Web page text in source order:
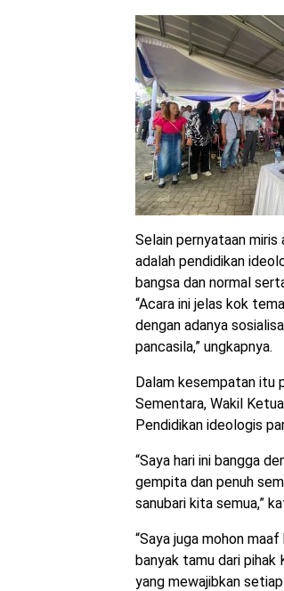
Selain pernyataan
adalah pendidikan
bangsa dan normal
“Acara ini jelas kok
dengan adanya
pancasila,” ungkapnya.
Dalam kesempatan itu
Sementara, Wakil
Pendidikan ideologis
“Saya hari ini bangga
gempita dan penuh
sanubari kita semua,”
“Saya juga mohon
banyak tamu dari pihak
yang mewajibkan